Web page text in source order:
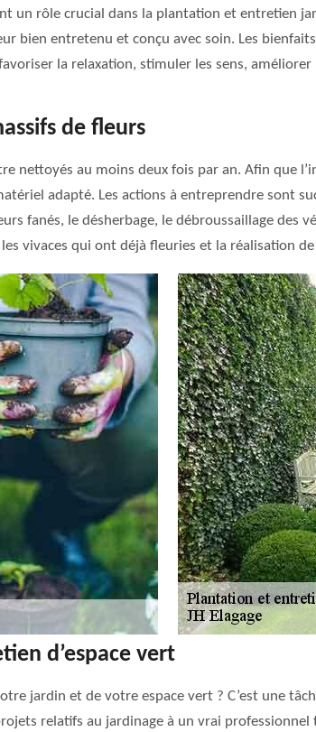
un rôle crucial dans la plantation et entretien
bien entretenu et conçu avec soin. Les
la relaxation, stimuler les sens,
de fleurs
nettoyés au moins deux fois par an. Afin que
adapté. Les actions à entreprendre sont
fanés, le désherbage, le débroussaillage des
les vivaces qui ont déjà fleuries et la réalisation
d’espace vert
jardin et de votre espace vert ? C’est une
relatifs au jardinage à un vrai